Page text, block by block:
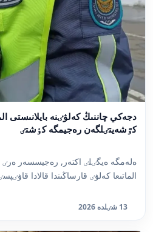
دجەكي چاننىڭ كەلۋٸنە بايلانىستى
كٷشەيتٸلگەن رەجيمگە كٶشتٸ
ەلەمگە ەيگٸلٸ اكتەر, رەجيسسەر
الماتىعا كەلۋٸ قارساڭىندا قالادا
13 شٸلدە 2026